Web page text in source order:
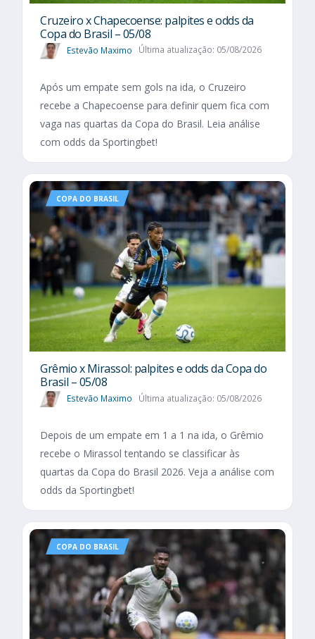
Cruzeiro x Chapecoense: palpites e odds da
Copa do Brasil – 05/08
Estevão Maximo Última atualização: 05/08/2026
Após um empate sem gols na ida, o Cruzeiro
recebe a Chapecoense para definir quem fica com
vaga nas quartas da Copa do Brasil. Leia análise
com odds da Sportingbet!
COPA DO BRASIL
Grêmio x Mirassol: palpites e odds da Copa do
Brasil – 05/08
Estevão Maximo Última atualização: 05/08/2026
Depois de um empate em 1 a 1 na ida, o Grêmio
recebe o Mirassol tentando se classificar às
quartas da Copa do Brasil 2026. Veja a análise com
odds da Sportingbet!
COPA DO BRASIL